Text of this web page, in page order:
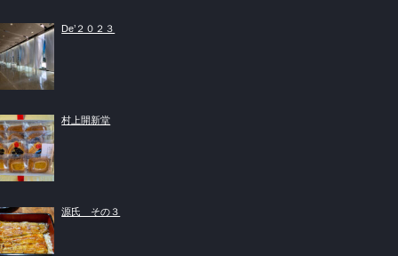
De’２０２３
村上開新堂
源氏 その３